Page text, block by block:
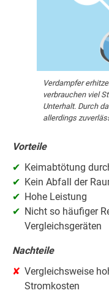
Verdampfer
verbrauchen viel
Unterhalt. Durch
allerdings
Vorteile
Keimabtötung
Kein Abfall der
Hohe Leistung
Nicht so häufiger
Vergleichsgeräten
Nachteile
Vergleichsweise
Stromkosten